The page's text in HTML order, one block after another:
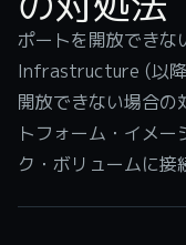
ポートを開放でき
Infrastructure (以降
開放できない場合の
トフォーム・イメ
ク・ボリュームに